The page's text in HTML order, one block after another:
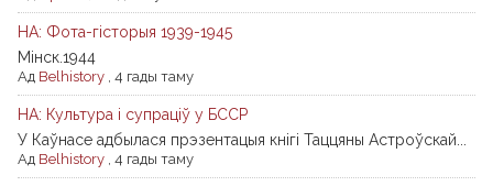
НА: Фота-гісторыя 1939-1945
Мiнск.1944
Ад Belhistory 4 гады таму
НА: Культура і супраціў у БССР
У Каўнасе адбылася прэзентацыя кнігі Таццяны Астроўскай...
Ад Belhistory 4 гады таму